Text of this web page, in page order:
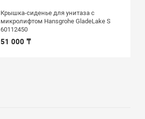
Крышка-сиденье для унитаза с
микролифтом Hansgrohe GladeLake S
60112450
51 000 ₸